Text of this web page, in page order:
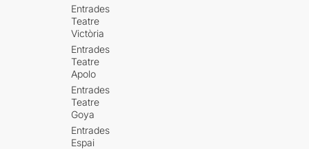
Entrades
Teatre
Victòria
Entrades
Teatre
Apolo
Entrades
Teatre
Goya
Entrades
Espai